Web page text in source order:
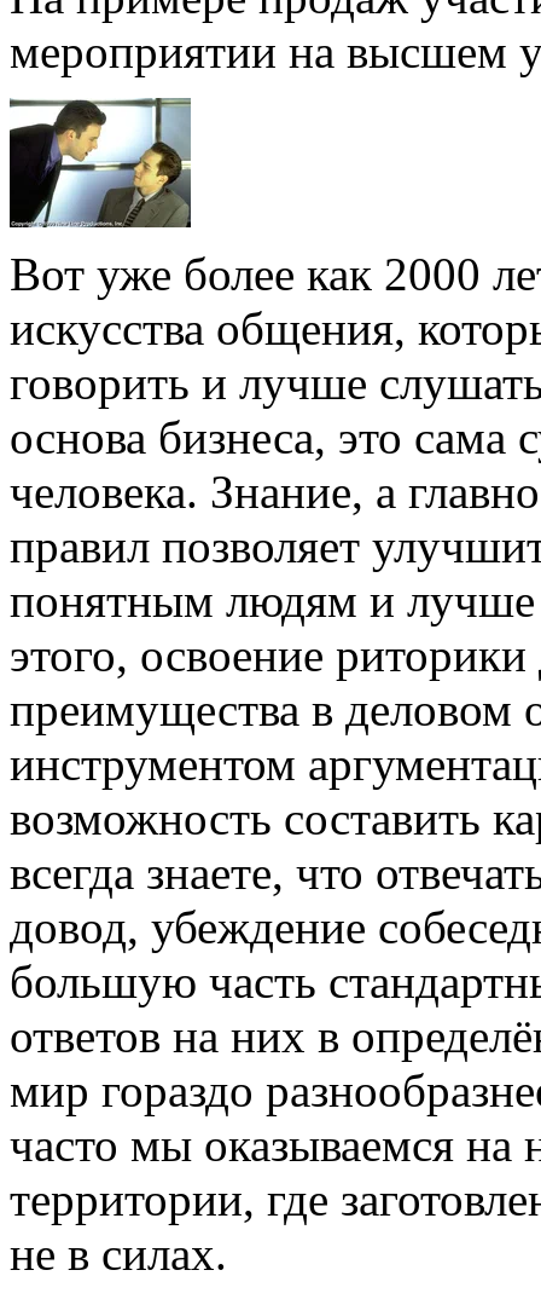
мероприятии на высшем
Вот уже более как 2000
искусства общения,
говорить и лучше
основа бизнеса, это
человека. Знание, а
правил позволяет
понятным людям и
этого, освоение
преимущества в деловом
инструментом
возможность составить
всегда знаете, что
довод, убеждение
большую часть
ответов на них в
мир гораздо
часто мы оказываемся на
территории, где
не в силах.